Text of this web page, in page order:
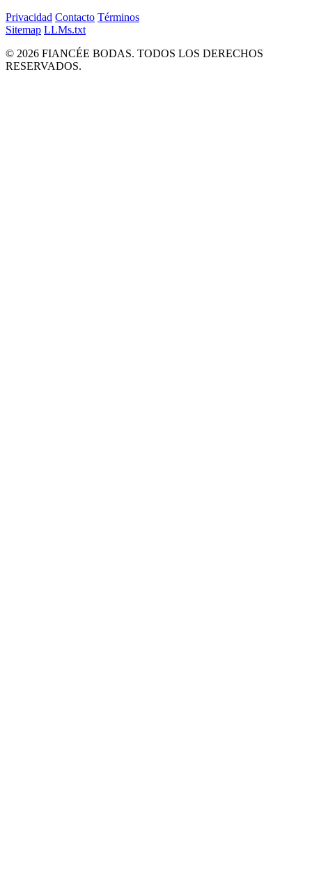
Privacidad Contacto Términos
Sitemap LLMs.txt
© 2026 FIANCÉE BODAS. TODOS LOS DERECHOS
RESERVADOS.